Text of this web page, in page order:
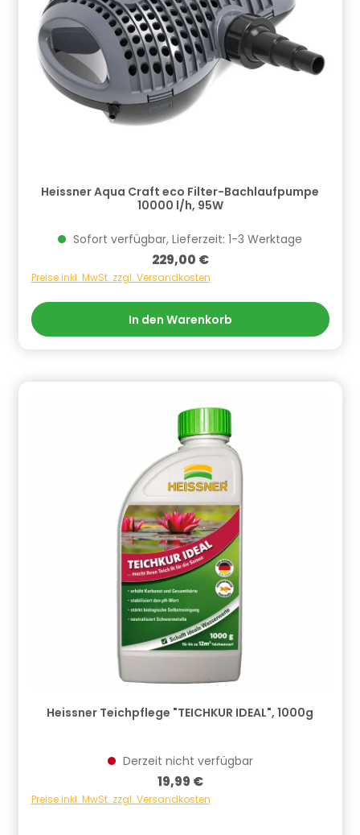
Heissner Aqua Craft eco Filter-Bachlaufpumpe
10000 l/h, 95W
Sofort verfügbar, Lieferzeit: 1-3 Werktage
Regulärer Preis:
229,00 €
Preise inkl. MwSt. zzgl. Versandkosten
In den Warenkorb
Heissner Teichpflege "TEICHKUR IDEAL", 1000g
Derzeit nicht verfügbar
Regulärer Preis:
19,99 €
Preise inkl. MwSt. zzgl. Versandkosten